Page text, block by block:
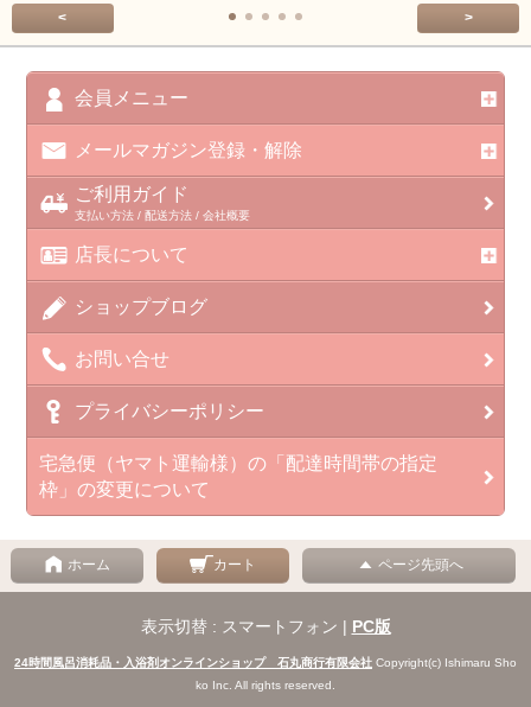
< >
会員メニュー
メールマガジン登録・解除
ご利用ガイド
支払い方法 / 配送方法 / 会社概要
店長について
ショップブログ
お問い合せ
プライバシーポリシー
宅急便（ヤマト運輸様）の「配達時間帯の指定
枠」の変更について
ホーム カート ページ先頭へ
表示切替 : スマートフォン | PC版
24時間風呂消耗品・入浴剤オンラインショップ 石丸商行有限会社 Copyright(c) Ishimaru Sho
ko Inc. All rights reserved.